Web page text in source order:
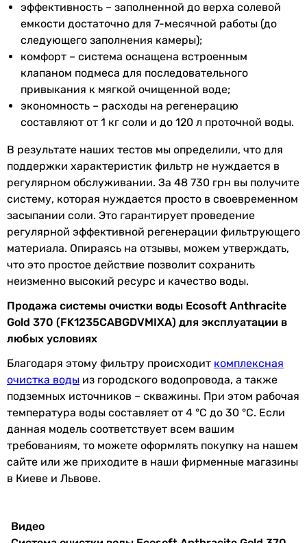
Управляющий
клапан
Clack DV
Комплектация
инструкция по эксплуатации,
кабинет в сборе - 1шт.,
фильтрующий материал - 1уп.
Рабочая
воды
4 °C, 30 °C
Рабочее
давление
6 атм
Назначение для водопровода,для
скважины
Допустимые показатели качества исходной воды
Железо 15 мг/л
Аммоний
Окисляемость 20 мг О2/л
Жесткость 15 мг-экв/л
Марганец 3 мг/л
Требуемый
уровень
100 мкм
эффективность – заполненной до верха солевой
емкости достаточно для 7-месячной работы (до
следующего заполнения камеры);
комфорт – система оснащена встроенным
клапаном подмеса для последовательного
привыкания к мягкой очищенной воде;
экономность – расходы на регенерацию
составляют от 1 кг соли и до 120 л проточной воды.
В результате наших тестов мы определили, что для
поддержки характеристик фильтр не нуждается в
регулярном обслуживании. За 48 730 грн вы получите
систему, которая нуждается просто в своевременном
засыпании соли. Это гарантирует проведение
регулярной эффективной регенерации фильтрующего
материала. Опираясь на отзывы, можем утверждать,
что это простое действие позволит сохранить
неизменно высокий ресурс и качество воды.
Продажа системы очистки воды Ecosoft Anthracite
Gold 370 (FK1235CABGDVMIXA) для эксплуатации в
любых условиях
Благодаря этому фильтру происходит комплексная
очистка воды из городского водопровода, а также
подземных источников – скважины. При этом рабочая
температура воды составляет от 4 °C до 30 °C. Если
данная модель соответствует всем вашим
требованиям, то можете оформлять покупку на нашем
сайте или же приходите в наши фирменные магазины
в Киеве и Львове.
Видео